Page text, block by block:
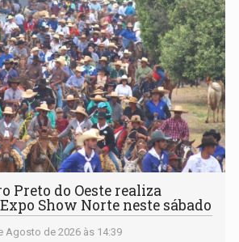
Preto do Oeste realiza
Show Norte neste sábado
Agosto de 2026 às 14:39